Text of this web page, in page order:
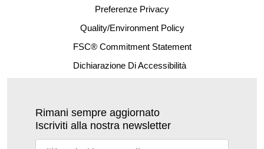
Preferenze Privacy
Quality/Environment Policy
FSC® Commitment Statement
Dichiarazione Di Accessibilità
Rimani sempre aggiornato
Iscriviti alla nostra newsletter